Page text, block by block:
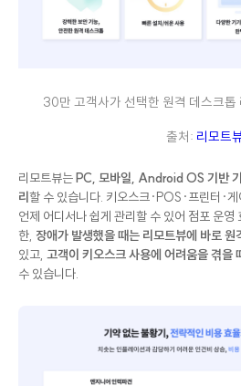
30만 고객사가 선택한 원격 데스크
출처: 리모트
리모트뷰는PC, 모바일, Android OS 기반
리할 수 있습니다. 키오스크·POS·프린터·
언제 어디서나 쉽게 관리할 수 있어 점포 운영
한, 장애가 발생했을 때는 리모트뷰에 바로 원
있고, 고객이 키오스크 사용에 어려움을 겪을
수 있습니다.